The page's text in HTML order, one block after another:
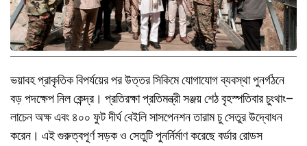
ভয়াবহ প্রাকৃতিক বিপর্যয়ের পর উত্তর সিকিমে যোগাযোগ ব্যবস্থা পুনর্গঠনে
বড় পদক্ষেপ নিল কেন্দ্র। প্রতিরক্ষা প্রতিমন্ত্রী সঞ্জয় শেঠ বৃহস্পতিবার চুংথাং–
লাচেন অক্ষ এবং ৪০০ ফুট দীর্ঘ বেইলি সাসপেনশন তারাম চু সেতুর উদ্বোধন
করেন। এই গুরুত্বপূর্ণ সড়ক ও সেতুটি পুনর্নির্মাণ করেছে বর্ডার রোডস